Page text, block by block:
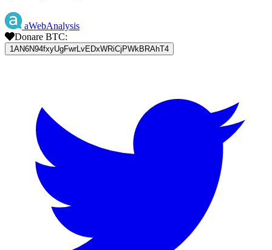
aWebAnalysis
Donare BTC:
1AN6N94fxyUgFwrLvEDxWRiCjPWkBRAhT4